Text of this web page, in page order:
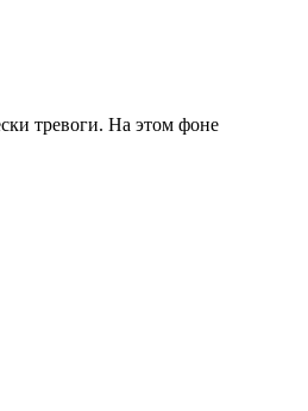
тревоги. На этом фоне